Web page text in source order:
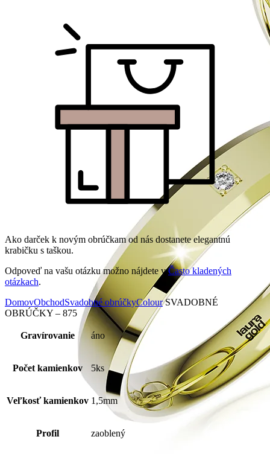
Ako darček k novým obrúčkam od nás dostanete elegantnú
krabičku s taškou.
Odpoveď na vašu otázku možno nájdete vČasto kladených
otázkach.
DomovObchodSvadobné obrúčkyColourSVADOBNÉ
OBRÚČKY – 875
Gravírovanie áno
Počet kamienkov 5ks
Veľkosť kamienkov 1,5mm
Profil zaoblený